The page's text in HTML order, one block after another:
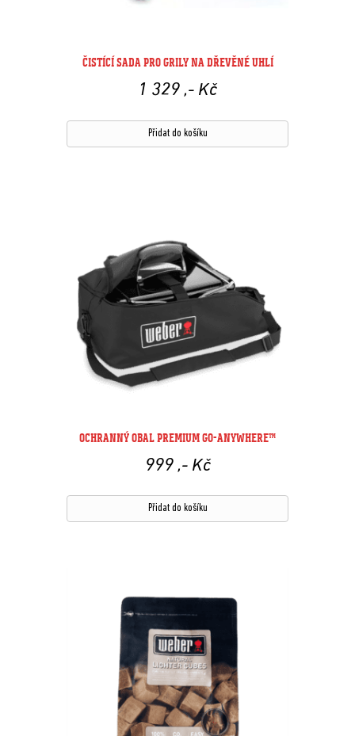
ČISTÍCÍ SADA PRO GRILY NA DŘEVĚNÉ UHLÍ
1 329 ,- Kč
Přidat do košíku
OCHRANNÝ OBAL PREMIUM GO-ANYWHERE™
999 ,- Kč
Přidat do košíku